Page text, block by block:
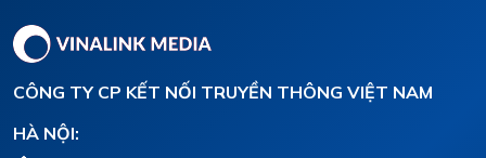
CÔNG TY CP KẾT NỐI TRUYỀN THÔNG VIỆT NAM
HÀ NỘI: